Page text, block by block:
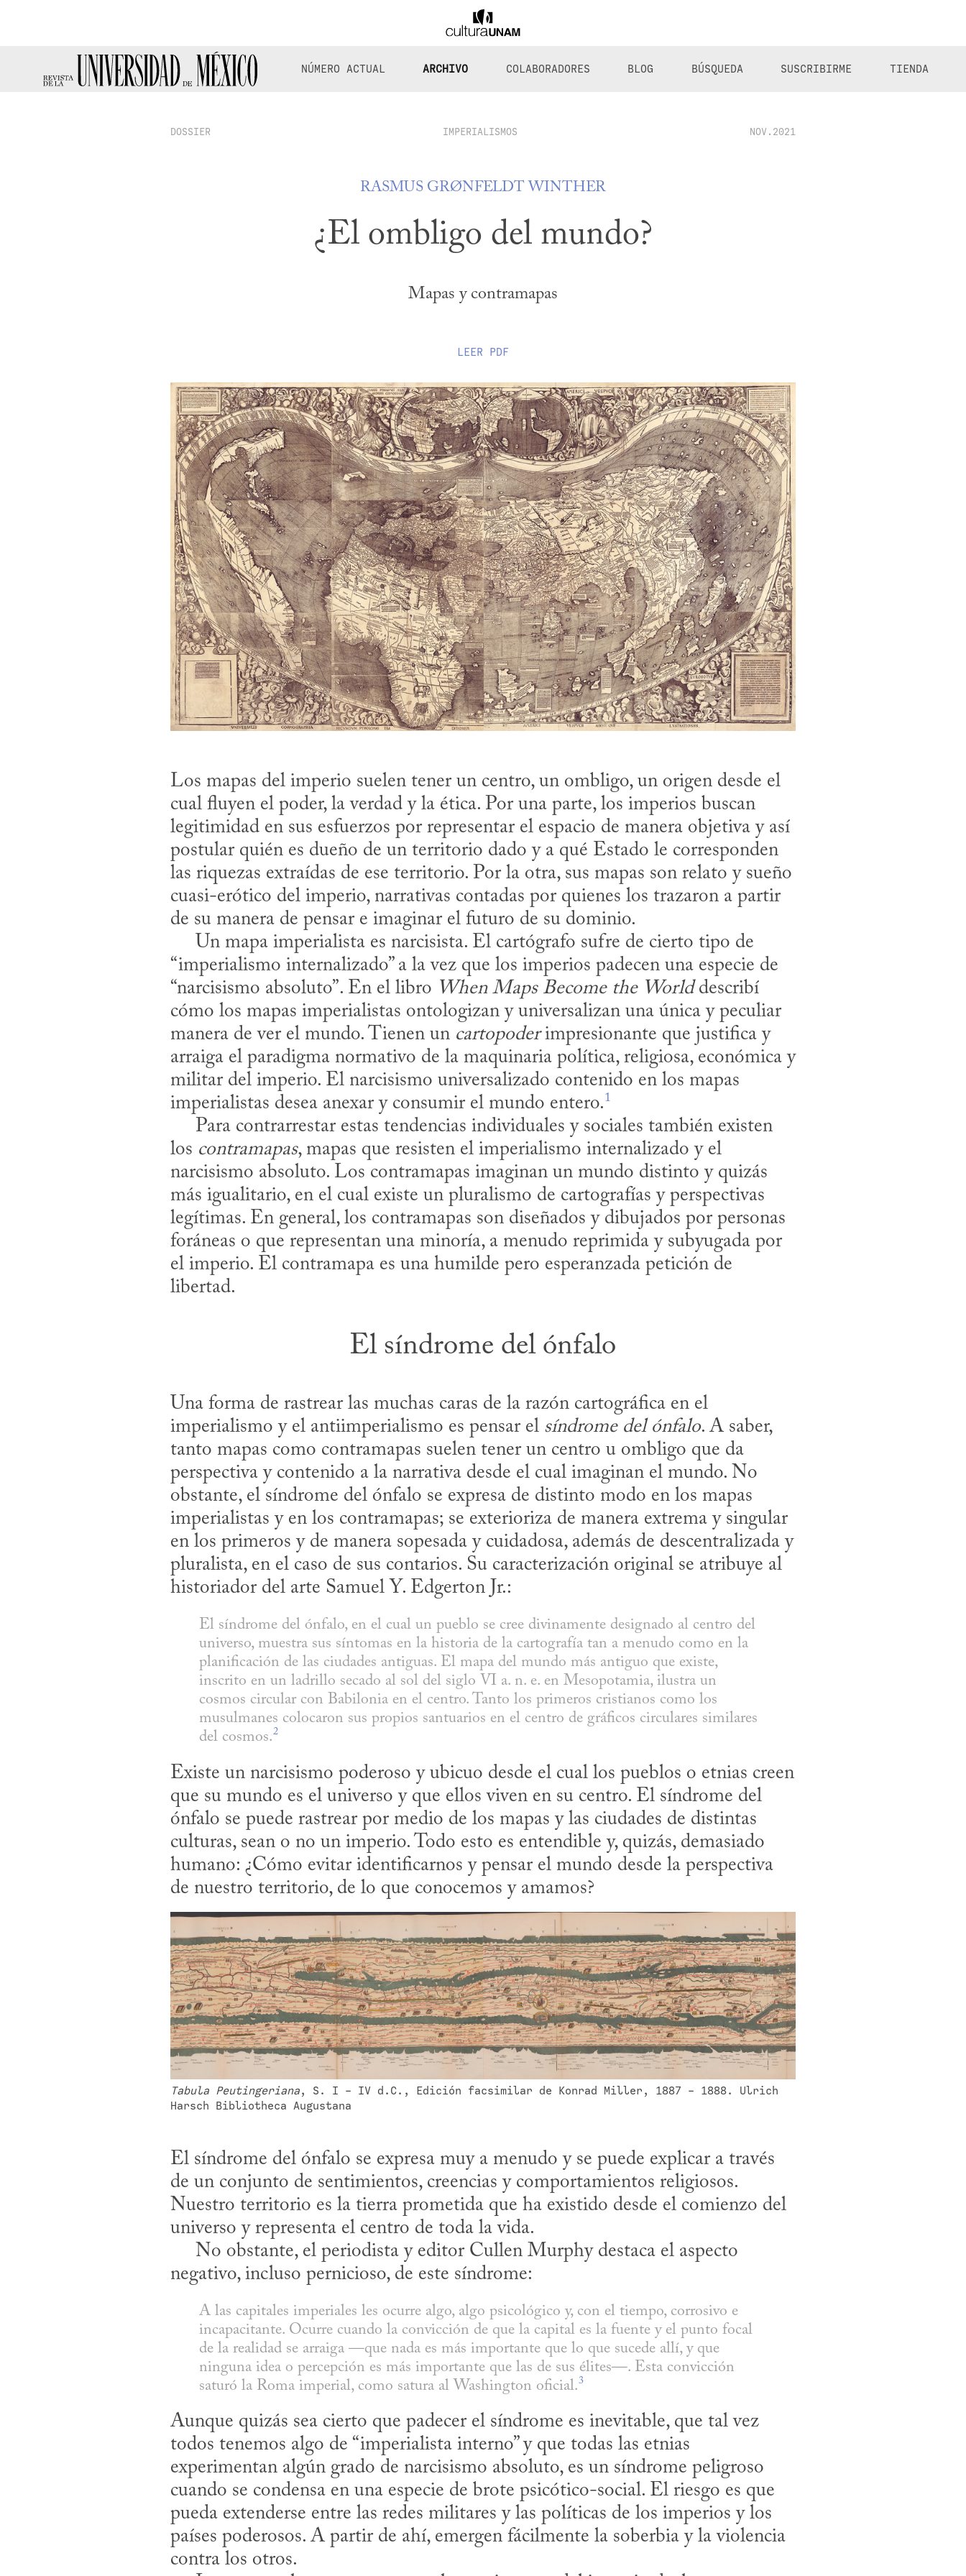
NÚMERO ACTUAL ARCHIVO COLABORADORES BLOG BÚSQUEDA SUSCRIBIRME TIENDA
DOSSIER IMPERIALISMOS NOV.2021
RASMUS GRØNFELDT WINTHER
¿El ombligo del mundo?
Mapas y contramapas
LEER PDF
Los mapas del imperio suelen tener un centro, un ombligo, un origen desde el
cual fluyen el poder, la verdad y la ética. Por una parte, los imperios buscan
legitimidad en sus esfuerzos por representar el espacio de manera objetiva y así
postular quién es dueño de un territorio dado y a qué Estado le corresponden
las riquezas extraídas de ese territorio. Por la otra, sus mapas son relato y sueño
cuasi-erótico del imperio, narrativas contadas por quienes los trazaron a partir
de su manera de pensar e imaginar el futuro de su dominio.
“imperialismo internalizado” a la vez que los imperios padecen una especie de
“narcisismo absoluto”. En el libro When Maps Become the World describí
cómo los mapas imperialistas ontologizan y universalizan una única y peculiar
manera de ver el mundo. Tienen un cartopoder impresionante que justifica y
arraiga el paradigma normativo de la maquinaria política, religiosa, económica y
militar del imperio. El narcisismo universalizado contenido en los mapas
imperialistas desea anexar y consumir el mundo entero.1
los contramapas, mapas que resisten el imperialismo internalizado y el
narcisismo absoluto. Los contramapas imaginan un mundo distinto y quizás
más igualitario, en el cual existe un pluralismo de cartografías y perspectivas
legítimas. En general, los contramapas son diseñados y dibujados por personas
foráneas o que representan una minoría, a menudo reprimida y subyugada por
el imperio. El contramapa es una humilde pero esperanzada petición de
libertad.
El síndrome del ónfalo
Una forma de rastrear las muchas caras de la razón cartográfica en el
imperialismo y el antiimperialismo es pensar el síndrome del ónfalo. A saber,
tanto mapas como contramapas suelen tener un centro u ombligo que da
perspectiva y contenido a la narrativa desde el cual imaginan el mundo. No
obstante, el síndrome del ónfalo se expresa de distinto modo en los mapas
imperialistas y en los contramapas; se exterioriza de manera extrema y singular
en los primeros y de manera sopesada y cuidadosa, además de descentralizada y
pluralista, en el caso de sus contarios. Su caracterización original se atribuye al
historiador del arte Samuel Y. Edgerton Jr.:
El síndrome del ónfalo, en el cual un pueblo se cree divinamente designado al centro del
universo, muestra sus síntomas en la historia de la cartografía tan a menudo como en la
planificación de las ciudades antiguas. El mapa del mundo más antiguo que existe,
inscrito en un ladrillo secado al sol del siglo VI a. n. e. en Mesopotamia, ilustra un
cosmos circular con Babilonia en el centro. Tanto los primeros cristianos como los
musulmanes colocaron sus propios santuarios en el centro de gráficos circulares similares
del cosmos.2
Existe un narcisismo poderoso y ubicuo desde el cual los pueblos o etnias creen
que su mundo es el universo y que ellos viven en su centro. El síndrome del
ónfalo se puede rastrear por medio de los mapas y las ciudades de distintas
culturas, sean o no un imperio. Todo esto es entendible y, quizás, demasiado
humano: ¿Cómo evitar identificarnos y pensar el mundo desde la perspectiva
de nuestro territorio, de lo que conocemos y amamos?
Tabula Peutingeriana, S. I - IV d.C., Edición facsimilar de Konrad Miller, 1887 - 1888. Ulrich
Harsch Bibliotheca Augustana
El síndrome del ónfalo se expresa muy a menudo y se puede explicar a través
de un conjunto de sentimientos, creencias y comportamientos religiosos.
Nuestro territorio es la tierra prometida que ha existido desde el comienzo del
universo y representa el centro de toda la vida.
negativo, incluso pernicioso, de este síndrome:
A las capitales imperiales les ocurre algo, algo psicológico y, con el tiempo, corrosivo e
incapacitante. Ocurre cuando la convicción de que la capital es la fuente y el punto focal
de la realidad se arraiga —que nada es más importante que lo que sucede allí, y que
ninguna idea o percepción es más importante que las de sus élites—. Esta convicción
saturó la Roma imperial, como satura al Washington oficial.3
Aunque quizás sea cierto que padecer el síndrome es inevitable, que tal vez
todos tenemos algo de “imperialista interno” y que todas las etnias
experimentan algún grado de narcisismo absoluto, es un síndrome peligroso
cuando se condensa en una especie de brote psicótico-social. El riesgo es que
pueda extenderse entre las redes militares y las políticas de los imperios y los
países poderosos. A partir de ahí, emergen fácilmente la soberbia y la violencia
contra los otros.